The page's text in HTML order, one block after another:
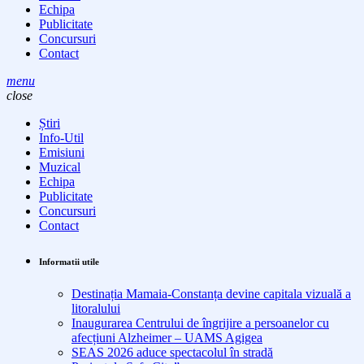
Echipa
Publicitate
Concursuri
Contact
menu
close
Știri
Info-Util
Emisiuni
Muzical
Echipa
Publicitate
Concursuri
Contact
Informatii utile
Destinația Mamaia-Constanța devine capitala vizuală a
litoralului
Inaugurarea Centrului de îngrijire a persoanelor cu
afecțiuni Alzheimer – UAMS Agigea
SEAS 2026 aduce spectacolul în stradă